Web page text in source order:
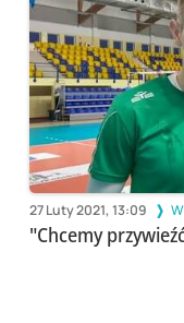
27 Luty 2021, 13:09
"Chcemy